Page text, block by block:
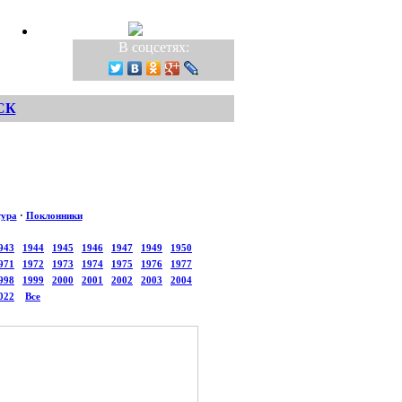
В соцсетях:
· Поклонники
1944 1945 1946 1947 1949
1950
1972 1973 1974 1975 1976
1977
1999 2000 2001 2002 2003
2004
Все